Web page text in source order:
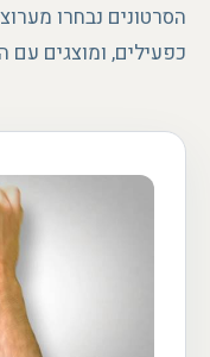
הסרטונים נבחרו
כפעילים, ומוצגים עם